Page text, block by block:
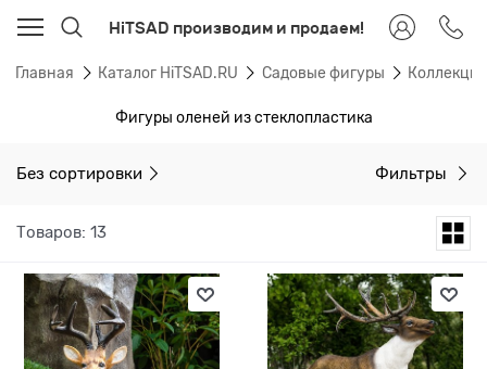
HiTSAD производим и продаем!
Главная Каталог HiTSAD.RU Садовые фигуры
Фигуры оленей из стеклопластика
Без сортировки Фильтры
Товаров: 13